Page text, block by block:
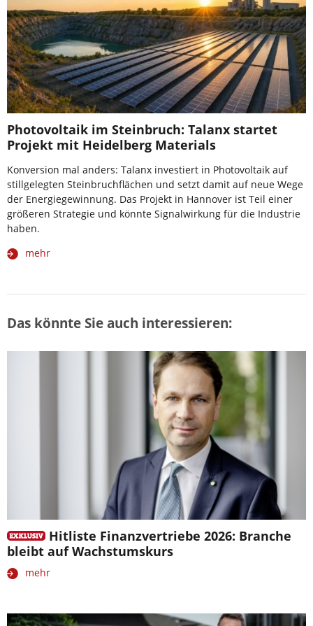
Photovoltaik im Steinbruch: Talanx startet
Projekt mit Heidelberg Materials
Konversion mal anders: Talanx investiert in Photovoltaik auf
stillgelegten Steinbruchflächen und setzt damit auf neue Wege
der Energiegewinnung. Das Projekt in Hannover ist Teil einer
größeren Strategie und könnte Signalwirkung für die Industrie
haben.
mehr
Das könnte Sie auch interessieren:
Hitliste Finanzvertriebe 2026: Branche
bleibt auf Wachstumskurs
mehr